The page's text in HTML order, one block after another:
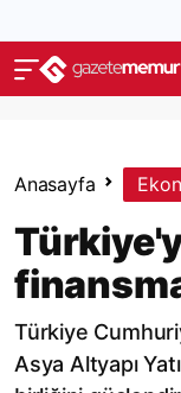
Anasayfa
Türkiye
Asya Altyapı